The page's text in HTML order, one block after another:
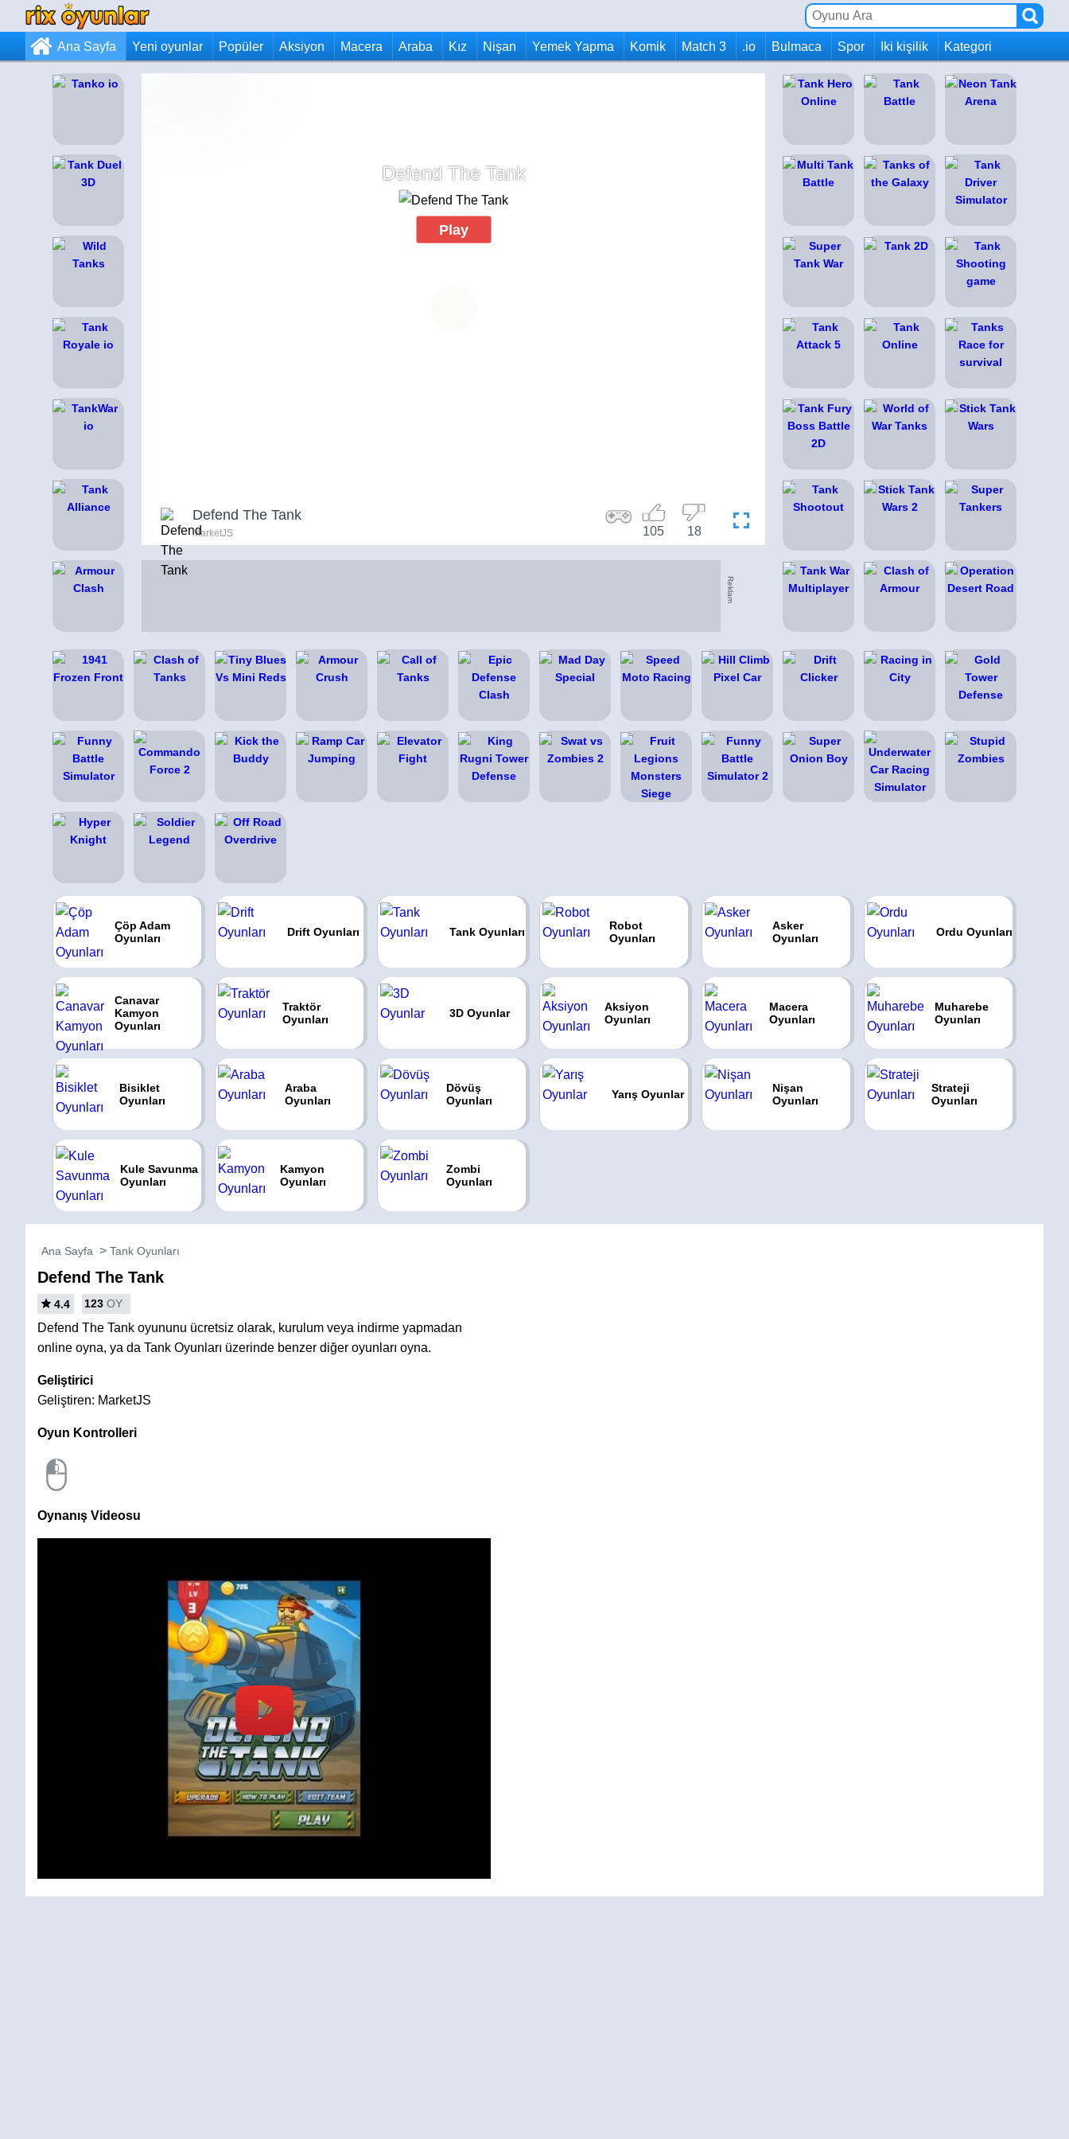
Ana Sayfa Yeni oyunlar Popüler Aksiyon Macera Araba Kız Nişan Yemek Yapma Komik Match 3 .io Bulmaca Spor Iki kişilik Kategori
Defend The Tank
Play
Defend The Tank
MarketJS 18
105
Reklam
Çöp Adam
Oyunları
Drift Oyunları Tank Oyunları
Robot
Oyunları
Asker
Oyunları
Ordu Oyunları
Canavar
Kamyon
Oyunları
Traktör
Oyunları
3D Oyunlar
Aksiyon
Oyunları
Macera
Oyunları
Muharebe
Oyunları
Bisiklet
Oyunları
Araba
Oyunları
Dövüş
Oyunları
Yarış Oyunlar
Nişan
Oyunları
Strateji
Oyunları
Kule Savunma
Oyunları
Kamyon
Oyunları
Zombi
Oyunları
Ana Sayfa Tank Oyunları
Defend The Tank
4.4 123 OY
Defend The Tank oyununu ücretsiz olarak, kurulum veya indirme yapmadan
online oyna, ya da Tank Oyunları üzerinde benzer diğer oyunları oyna.
Geliştirici
Geliştiren: MarketJS
Oyun Kontrolleri
Oynanış Videosu